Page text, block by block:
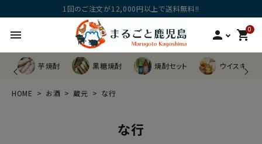
1回のご注文が12,000円以上で送料無料!!
menu person 0
shopping_cart
芋焼酎 黒糖焼酎 焼酎セット ウイスキー他
HOME お酒 蔵元 な行
な行